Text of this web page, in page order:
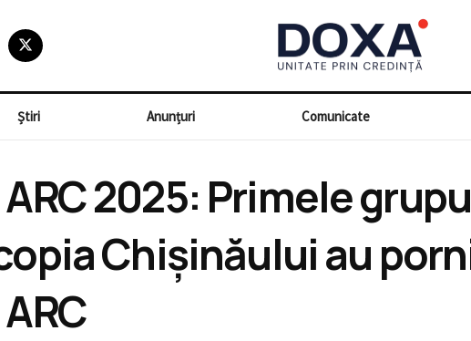
Știri Anunțuri Comunicate
2025: Primele
Chișinăului au